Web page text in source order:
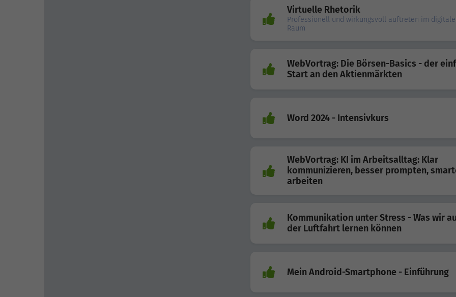
Virtuelle Rhetorik
Professionell und wirkungsvoll auftreten im
Raum
WebVortrag: Die Börsen-Basics - der
Start an den Aktienmärkten
Word 2024 - Intensivkurs
WebVortrag: KI im Arbeitsalltag: Klar
kommunizieren, besser prompten,
arbeiten
Kommunikation unter Stress - Was wir
der Luftfahrt lernen können
Mein Android-Smartphone - Einführung